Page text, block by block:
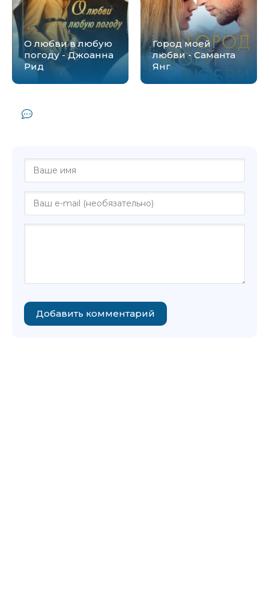
О любви в любую
погоду - Джоанна
Рид
Город моей
любви - Саманта
Янг
Добавить комментарий